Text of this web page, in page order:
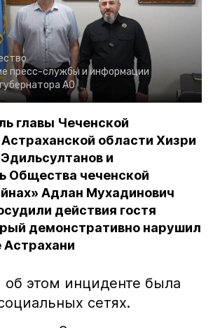
пресс-службы и информации
АО
главы Чеченской
области Хизри
и
Общества чеченской
Адлан Мухадинович
действия гостя
демонстративно нарушил
этом инциденте была
сетях.